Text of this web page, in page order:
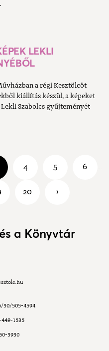
LEKLI
a régi Kesztölcöt
kiállítás készül, a képeket
Szabolcs gyűjteményét
4 5 6 ...
20 ›
a Könyvtár
30/505-4594
1535
3930